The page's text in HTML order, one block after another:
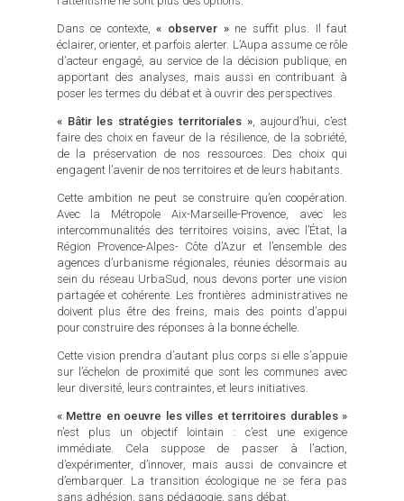
Dans ce contexte,« observer »ne suffit plus. Il faut
éclairer, orienter, et parfois alerter. L’Aupa assume ce rôle
d’acteur engagé, au service de la décision publique, en
apportant des analyses, mais aussi en contribuant à
poser les termes du débat et à ouvrir des perspectives.
« Bâtir les stratégies territoriales », aujourd’hui, c’est
faire des choix en faveur de la résilience, de la sobriété,
de la préservation de nos ressources. Des choix qui
engagent l’avenir de nos territoires et de leurs habitants.
Cette ambition ne peut se construire qu’en coopération.
Avec la Métropole Aix-Marseille-Provence, avec les
intercommunalités des territoires voisins, avec l’État, la
Région Provence-Alpes- Côte d’Azur et l’ensemble des
agences d’urbanisme régionales, réunies désormais au
sein du réseau UrbaSud, nous devons porter une vision
partagée et cohérente. Les frontières administratives ne
doivent plus être des freins, mais des points d’appui
pour construire des réponses à la bonne échelle.
Cette vision prendra d’autant plus corps si elle s’appuie
sur l’échelon de proximité que sont les communes avec
leur diversité, leurs contraintes, et leurs initiatives.
« Mettre en oeuvre les villes et territoires durables »
n’est plus un objectif lointain : c’est une exigence
immédiate. Cela suppose de passer à l’action,
d’expérimenter, d’innover, mais aussi de convaincre et
d’embarquer. La transition écologique ne se fera pas
sans adhésion, sans pédagogie, sans débat.